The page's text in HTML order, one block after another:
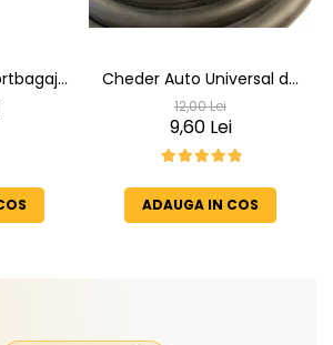
Cheder Auto Universal de
Etanșare Uși rezistent la
intemperii, raze UV,
îmbătrânire și temperaturi
12,00 Lei
9,60 Lei
ADAUGA IN COS